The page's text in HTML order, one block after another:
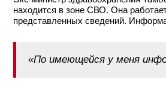
находится в зоне СВО. Она
представленных сведений.
«По имеющейся у меня